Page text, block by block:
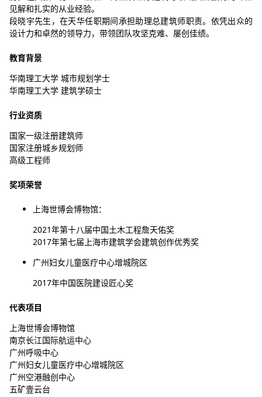
见解和扎实的从业经验。
段晓宇先生，在天华任职期间承担助理总建筑师职责。依凭出众的
设计力和卓然的领导力，带领团队攻坚克难、屡创佳绩。
教育背景
华南理工大学 城市规划学士
华南理工大学 建筑学硕士
行业资质
国家一级注册建筑师
国家注册城乡规划师
高级工程师
奖项荣誉
上海世博会博物馆：
2021年第十八届中国土木工程詹天佑奖
2017年第七届上海市建筑学会建筑创作优秀奖
广州妇女儿童医疗中心增城院区
2017年中国医院建设匠心奖
代表项目
上海世博会博物馆
南京长江国际航运中心
广州呼吸中心
广州妇女儿童医疗中心增城院区
广州空港融创中心
五矿壹云台